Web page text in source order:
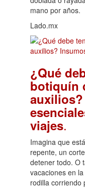
mano por años.
Lado.mx
¿Qué
botiquín
viajes.
Imagina que
repente, un
detener todo. O
vacaciones en
rodilla corriendo